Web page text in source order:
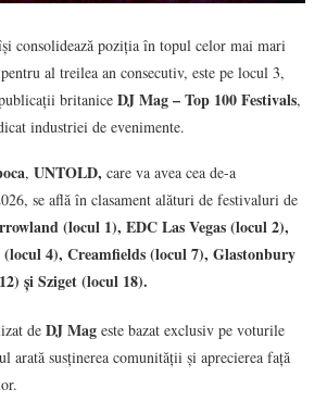
consolidează poziția în topul celor mai mari
al treilea an consecutiv, este pe locul 3,
britanice DJ Mag – Top 100 Festivals,
industriei de evenimente.
, UNTOLD, care va avea cea de-a
se află în clasament alături de festivaluri de
(locul 1), EDC Las Vegas (locul 2),
4), Creamfields (locul 7), Glastonbury
și Sziget (locul 18).
de DJ Mag este bazat exclusiv pe voturile
arată susținerea comunității și aprecierea față